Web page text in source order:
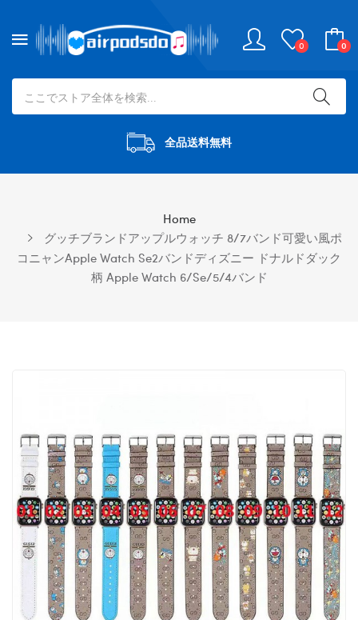
0 0
全品送料無料
Home
グッチブランドアップルウォッチ 8/7バンド可愛い風ポ
コニャンapple Watch Se2バンドディズニー ドナルドダック
柄 Apple Watch 6/se/5/4バンド